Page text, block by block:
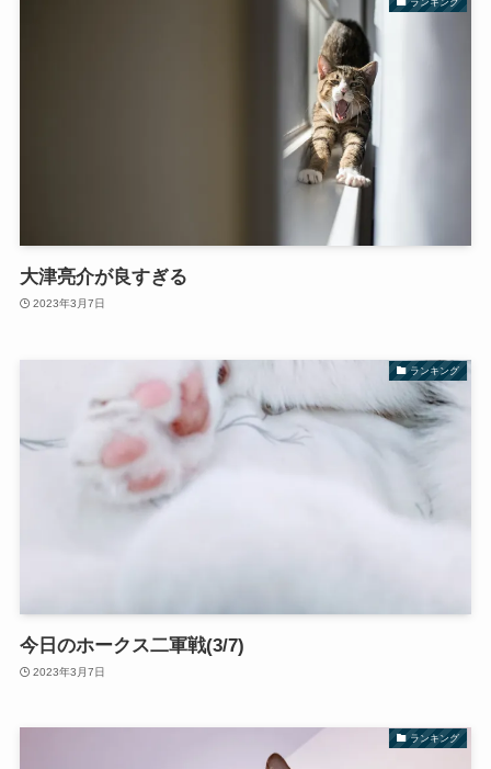
大津亮介が良すぎる
2023年3月7日
ランキング
今日のホークス二軍戦(3/7)
2023年3月7日
ランキング